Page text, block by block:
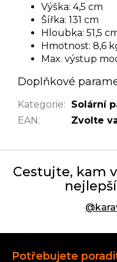
Výška: 4,5 cm
Šířka: 131 cm
Hloubka: 51,5
Hmotnost: 8,6
Max. výstup
Doplňkové
Kategorie:
Solární
EAN: Zvolte
Cestujte, kam
Potřebujete